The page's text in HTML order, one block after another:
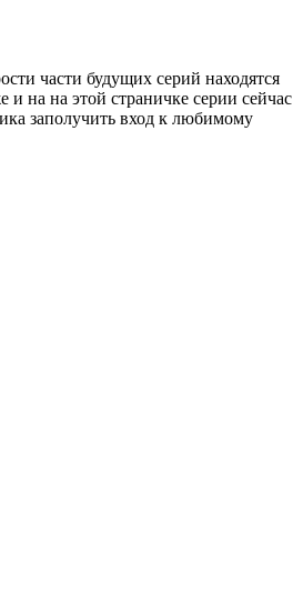
части будущих серий находятся
на на этой страничке серии сейчас
заполучить вход к любимому